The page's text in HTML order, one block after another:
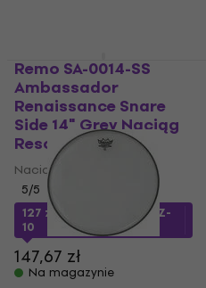
Remo SA-0014-SS
Ambassador
Renaissance Snare
Side 14" Grey Naciąg
Resonansowy
Naciąg Resonansowy
5/5
127 złz kodem MUZMUZ-
10
147,67 zł
Na magazynie